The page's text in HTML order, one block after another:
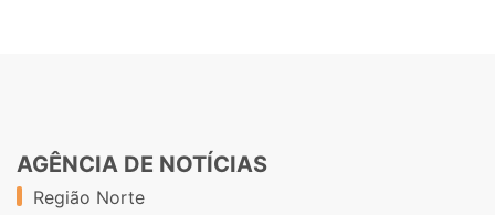
AGÊNCIA DE NOTÍCIAS
Região Norte